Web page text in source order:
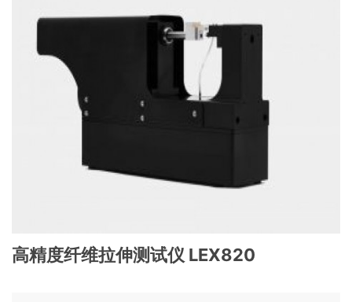
高精度纤维拉伸测试仪 LEX820